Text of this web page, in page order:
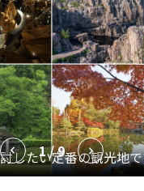
1 / 9